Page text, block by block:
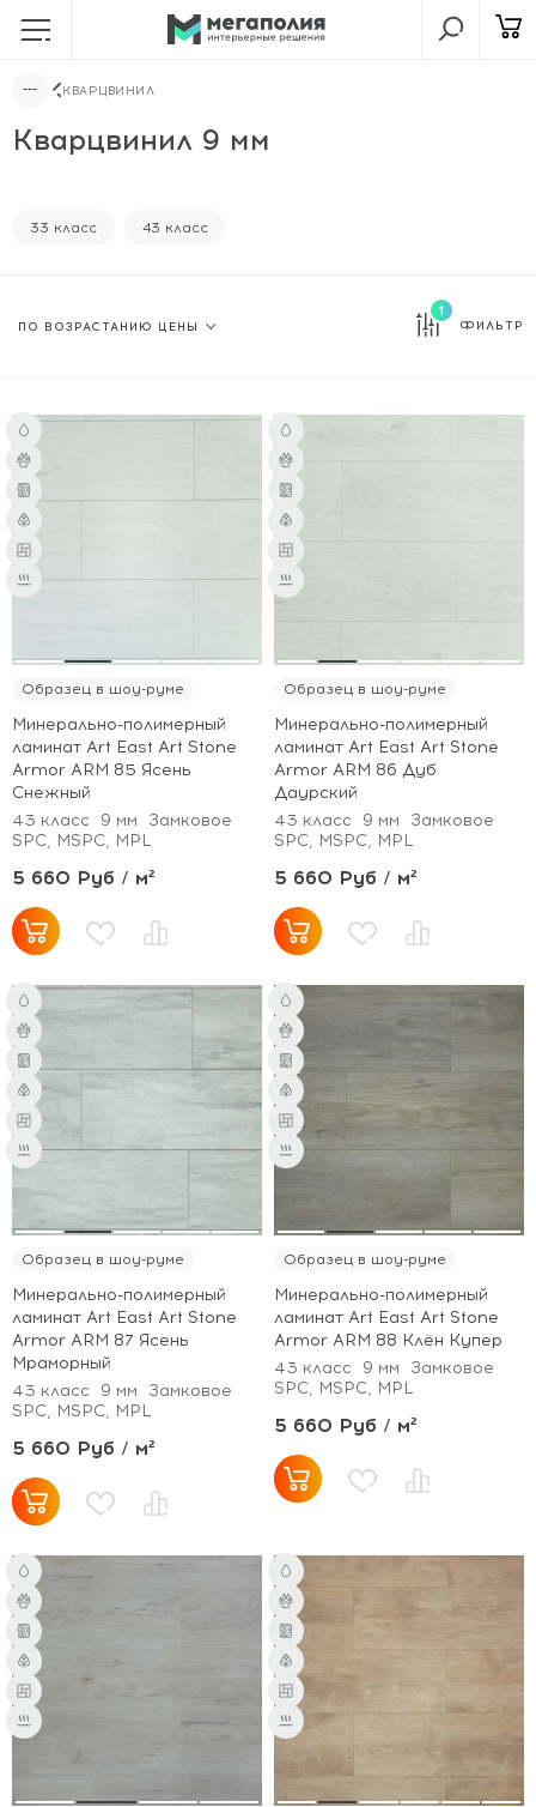
КВАРЦВИНИЛ
Кварцвинил 9 мм
33 класс 43 класс
1
ФИЛЬТР
Образец в шоу-руме
Минерально-полимерный
ламинат Art East Art Stone
Armor ARM 85 Ясень
Снежный
43 класс
9 мм
Замковое
SPC, MSPC, MPL
5 660 Руб / м²
Образец в шоу-руме
Минерально-полимерный
ламинат Art East Art Stone
Armor ARM 86 Дуб
Даурский
43 класс
9 мм
Замковое
SPC, MSPC, MPL
5 660 Руб / м²
Образец в шоу-руме
Минерально-полимерный
ламинат Art East Art Stone
Armor ARM 87 Ясень
Мраморный
43 класс
9 мм
Замковое
SPC, MSPC, MPL
5 660 Руб / м²
Образец в шоу-руме
Минерально-полимерный
ламинат Art East Art Stone
Armor ARM 88 Клён Купер
43 класс
9 мм
Замковое
SPC, MSPC, MPL
5 660 Руб / м²